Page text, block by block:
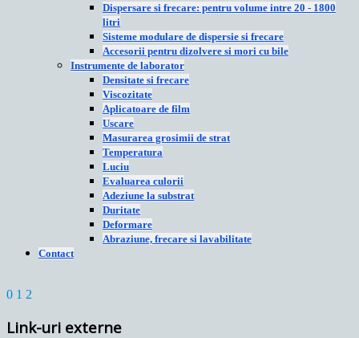
Dispersare si frecare: pentru volume intre 20 - 1800
litri
Sisteme modulare de dispersie si frecare
Accesorii pentru dizolvere si mori cu bile
Instrumente de laborator
Densitate si frecare
Viscozitate
Aplicatoare de film
Uscare
Masurarea grosimii de strat
Temperatura
Luciu
Evaluarea culorii
Adeziune la substrat
Duritate
Deformare
Abraziune, frecare si lavabilitate
Contact
0 1 2
Link-uri externe